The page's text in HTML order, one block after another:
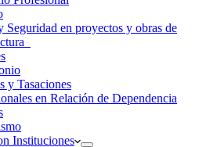
Seguridad en proyectos y obras de
y Tasaciones
en Relación de Dependencia
Instituciones